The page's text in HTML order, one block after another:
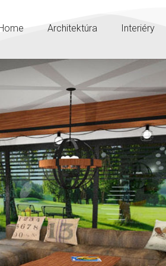
Architektúra Interiéry